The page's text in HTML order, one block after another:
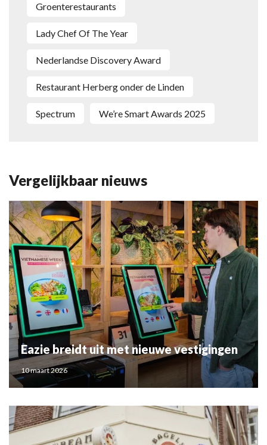
groenterestaurants
Lady Chef Of The Year
Nederlandse Discovery Award
restaurant Herberg onder de Linden
Spectrum We’re Smart Awards 2025
Vergelijkbaar nieuws
Eazie breidt uit met nieuwe vestigingen
10 maart 2026